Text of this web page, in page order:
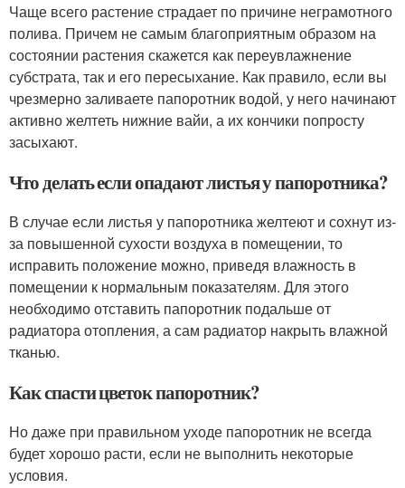
Чаще всего растение страдает по причине неграмотного
полива. Причем не самым благоприятным образом на
состоянии растения скажется как переувлажнение
субстрата, так и его пересыхание. Как правило, если вы
чрезмерно заливаете папоротник водой, у него начинают
активно желтеть нижние вайи, а их кончики попросту
засыхают.
Что делать если опадают листья у папоротника?
В случае если листья у папоротника желтеют и сохнут из-
за повышенной сухости воздуха в помещении, то
исправить положение можно, приведя влажность в
помещении к нормальным показателям. Для этого
необходимо отставить папоротник подальше от
радиатора отопления, а сам радиатор накрыть влажной
тканью.
Как спасти цветок папоротник?
Но даже при правильном уходе папоротник не всегда
будет хорошо расти, если не выполнить некоторые
условия.